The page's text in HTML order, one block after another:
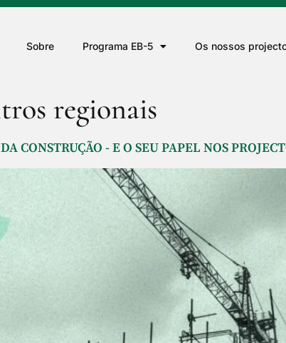
Sobre Programa EB-5 Os nossos
regionais
CONSTRUÇÃO - E O SEU PAPEL NOS